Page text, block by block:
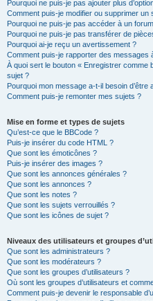
Pourquoi ne puis-je pas ajouter plus
Comment puis-je modifier ou supprimer un
Pourquoi ne puis-je pas accéder à un
Pourquoi ne puis-je pas transférer de
Pourquoi ai-je reçu un avertissement ?
Comment puis-je rapporter des messages
À quoi sert le bouton « Enregistrer comme
sujet ?
Pourquoi mon message a-t-il besoin d’être
Comment puis-je remonter mes sujets ?
Mise en forme et types de sujets
Qu’est-ce que le BBCode ?
Puis-je insérer du code HTML ?
Que sont les émoticônes ?
Puis-je insérer des images ?
Que sont les annonces générales ?
Que sont les annonces ?
Que sont les notes ?
Que sont les sujets verrouillés ?
Que sont les icônes de sujet ?
Niveaux des utilisateurs et groupes
Que sont les administrateurs ?
Que sont les modérateurs ?
Que sont les groupes d’utilisateurs ?
Où sont les groupes d’utilisateurs et
Comment puis-je devenir le responsable